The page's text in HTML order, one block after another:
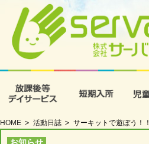
HOME 活動日誌 サーキットで遊ぼう！！